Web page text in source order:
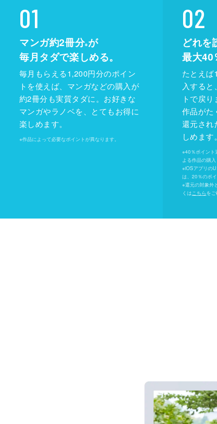
01
マンガ約2冊分※が
毎月タダで楽しめる。
毎月もらえる1,200円分のポイン
トを使えば、マンガなどの購入が
約2冊分も実質タダに。お好きな
マンガやラノベを、とてもお得に
楽しめます。
※作品によって必要なポイントが異なります。
02
どれを
最大40
たとえ
入する
トで戻
作品がた
還元され
しめます
※40％ポイント
よる作品の購
※iOSアプリの
は、20％のポ
※還元の対象外
くは こちらを